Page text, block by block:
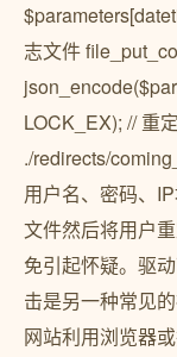
志文件
LOCK_EX); // 重
./redirects/
用户名、密码、
文件然后将用户
免引起怀疑。驱
击是另一种常见
网站利用浏览器